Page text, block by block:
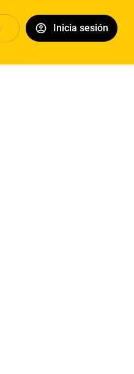
Inicia sesión